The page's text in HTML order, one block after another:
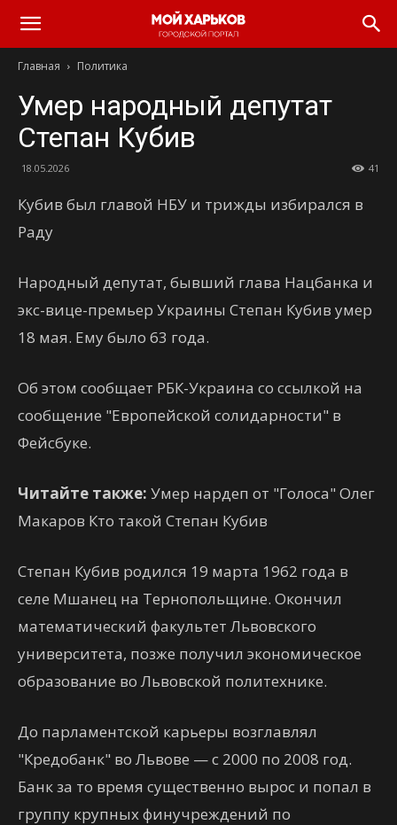
Главная Политика
Умер народный депутат
Степан Кубив
18.05.2026 41
Кубив был главой НБУ и трижды избирался в
Раду
Народный депутат, бывший глава Нацбанка и
экс-вице-премьер Украины Степан Кубив умер
18 мая. Ему было 63 года.
Об этом сообщает РБК-Украина со ссылкой на
сообщение "Европейской солидарности" в
Фейсбуке.
Читайте также: Умер нардеп от "Голоса" Олег
Макаров Кто такой Степан Кубив
Степан Кубив родился 19 марта 1962 года в
селе Мшанец на Тернопольщине. Окончил
математический факультет Львовского
университета, позже получил экономическое
образование во Львовской политехнике.
До парламентской карьеры возглавлял
"Кредобанк" во Львове — с 2000 по 2008 год.
Банк за то время существенно вырос и попал в
группу крупных финучреждений по